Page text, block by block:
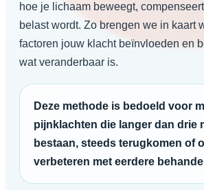
hoe je lichaam beweegt,
belast wordt. Zo brengen we in kaart
factoren jouw klacht beïnvloeden en
wat veranderbaar is.
Deze methode is bedoeld voor
pijnklachten die langer dan drie
bestaan, steeds terugkomen of
verbeteren met eerdere